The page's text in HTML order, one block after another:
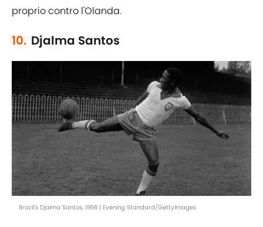
proprio contro l'Olanda.
10. Djalma Santos
Brazil's Djalma Santos, 1956 | Evening Standard/GettyImages